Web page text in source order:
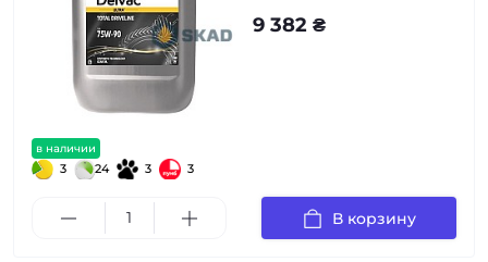
в наличии
3 24 3 3
9 382 ₴
В корзину